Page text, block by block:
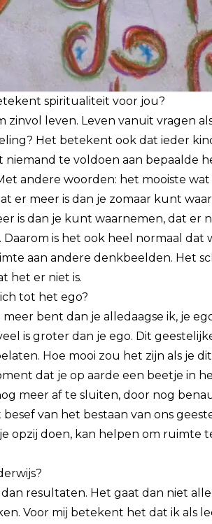
spiritualiteit voor jou?
zinvol leven. Leven vanuit vragen
Het betekent ook dat ieder
niemand te voldoen aan bepaalde
andere woorden: het mooiste
er meer is dan je zomaar kunt
is dan je kunt waarnemen, dat er
is het ook heel normaal dat
aan andere denkbeelden. Het
het er niet is.
tot het ego?
bent dan je alledaagse ik, je
is groter dan je ego. Dit
Hoe mooi zou het zijn als je
dat je op aarde een beetje in
meer af te sluiten, door nog
van het bestaan van ons
opzij doen, kan helpen om ruimte
resultaten. Het gaat dan niet
Voor mij betekent het dat ik als